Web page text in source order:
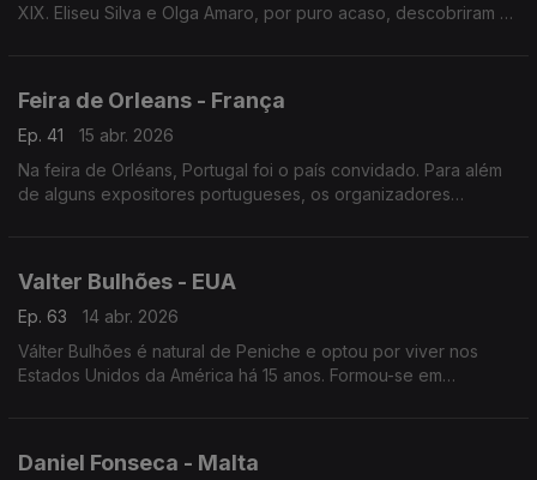
XIX. Eliseu Silva e Olga Amaro, por puro acaso, descobriram o
Feira de Orleans - França
Ep. 41
15 abr. 2026
Na feira de Orléans, Portugal foi o país convidado. Para além
de alguns expositores portugueses, os organizadores
Valter Bulhões - EUA
Ep. 63
14 abr. 2026
Válter Bulhões é natural de Peniche e optou por viver nos
Estados Unidos da América há 15 anos. Formou-se em
Daniel Fonseca - Malta